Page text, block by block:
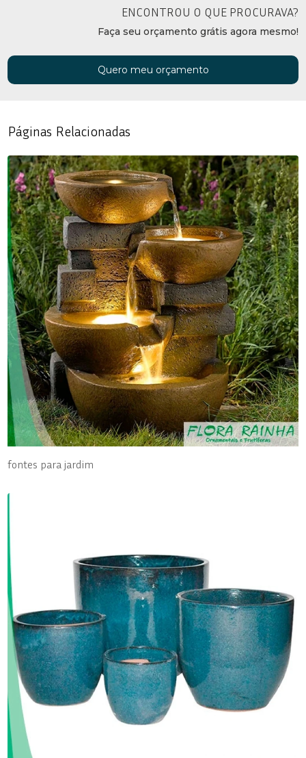
ENCONTROU O QUE PROCURAVA?
Faça seu orçamento grátis agora mesmo!
Quero meu orçamento
Páginas Relacionadas
fontes para jardim